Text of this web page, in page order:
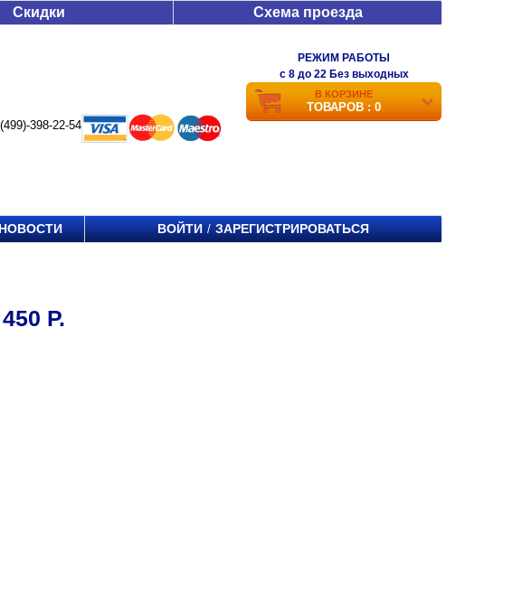
Скидки Схема проезда
398-22-54
РЕЖИМ РАБОТЫ
c 8 до 22 Без выходных
В КОРЗИНЕ
ТОВАРОВ : 0
ВОЙТИ / ЗАРЕГИСТРИРОВАТЬСЯ
Р.